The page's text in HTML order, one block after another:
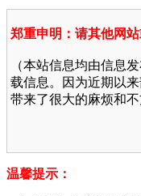
郑重申明：请其他网
（本站信息均由信息
载信息。因为近期以
带来了很大的麻烦和不
温馨提示：